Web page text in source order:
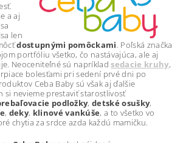
a aj
len
dostupnými pomôckami. Poľská značka
portfóliu všetko, čo nastávajúca, ale aj
Neoceniteľné sú napríkladsedacie kruhy,
bolesťami pri sedení prvé dni po
Ceba Baby sú však aj ďalšie
si nevieme prestaviť starostlivosť
podložky,detské osušky,
, deky, klinové vankúše, a to všetko vo
chytia za srdce azda každú mamičku.